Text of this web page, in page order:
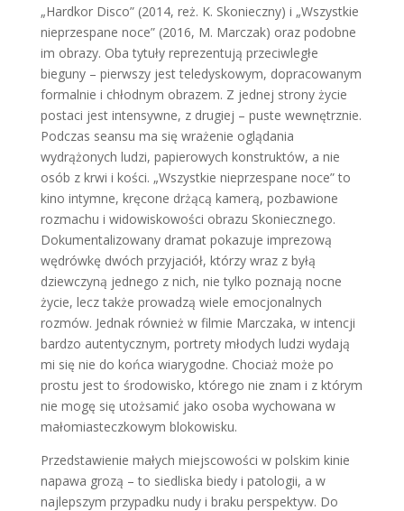
„Hardkor Disco” (2014, reż. K. Skonieczny) i „Wszystkie
nieprzespane noce” (2016, M. Marczak) oraz podobne
im obrazy. Oba tytuły reprezentują przeciwległe
bieguny – pierwszy jest teledyskowym, dopracowanym
formalnie i chłodnym obrazem. Z jednej strony życie
postaci jest intensywne, z drugiej – puste wewnętrznie.
Podczas seansu ma się wrażenie oglądania
wydrążonych ludzi, papierowych konstruktów, a nie
osób z krwi i kości. „Wszystkie nieprzespane noce” to
kino intymne, kręcone drżącą kamerą, pozbawione
rozmachu i widowiskowości obrazu Skoniecznego.
Dokumentalizowany dramat pokazuje imprezową
wędrówkę dwóch przyjaciół, którzy wraz z byłą
dziewczyną jednego z nich, nie tylko poznają nocne
życie, lecz także prowadzą wiele emocjonalnych
rozmów. Jednak również w filmie Marczaka, w intencji
bardzo autentycznym, portrety młodych ludzi wydają
mi się nie do końca wiarygodne. Chociaż może po
prostu jest to środowisko, którego nie znam i z którym
nie mogę się utożsamić jako osoba wychowana w
małomiasteczkowym blokowisku.
Przedstawienie małych miejscowości w polskim kinie
napawa grozą – to siedliska biedy i patologii, a w
najlepszym przypadku nudy i braku perspektyw. Do